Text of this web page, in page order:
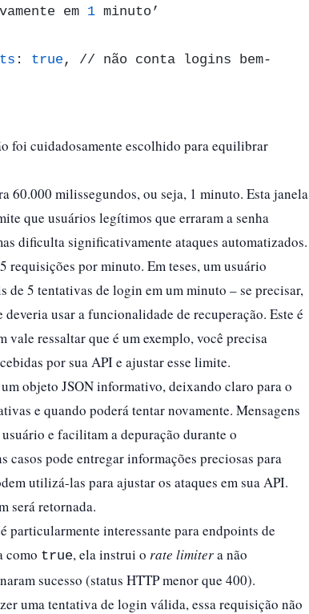
em 1 minuto’
: true , // não conta logins bem-
foi cuidadosamente escolhido para equilibrar
60.000 milissegundos, ou seja, 1 minuto. Esta janela
que usuários legítimos que erraram a senha
dificulta significativamente ataques automatizados.​
requisições por minuto. Em teses, um usuário
de 5 tentativas de login em um minuto – se precisar,
deveria usar a funcionalidade de recuperação.​ Este é
ressaltar que é um exemplo, você precisa
por sua API e ajustar esse limite.
objeto JSON informativo, deixando claro para o
e quando poderá tentar novamente. Mensagens
e facilitam a depuração durante o
casos pode entregar informações preciosas para
utilizá-las para ajustar os ataques em sua API.
será retornada.
é particularmente interessante para endpoints de
como true, ela instrui o rate limitera não
sucesso (status HTTP menor que 400).​
uma tentativa de login válida, essa requisição não